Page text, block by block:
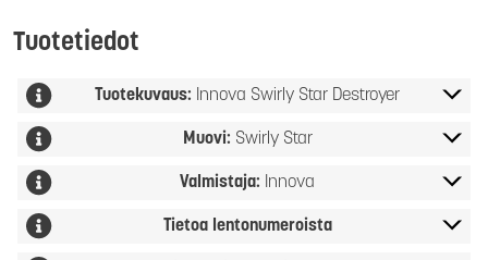
Tuotetiedot
Tuotekuvaus: Innova Swirly Star Destroyer
Muovi: Swirly Star
Valmistaja: Innova
Tietoa lentonumeroista